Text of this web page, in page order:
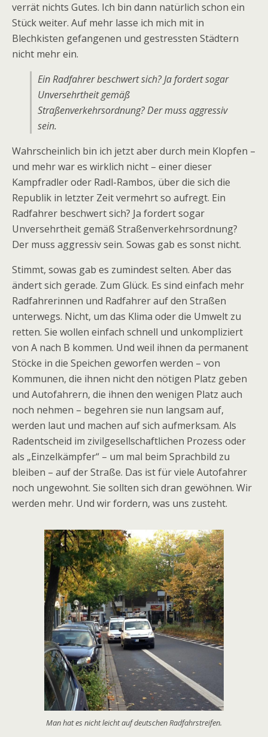
verrät nichts Gutes. Ich bin dann natürlich schon ein
Stück weiter. Auf mehr lasse ich mich mit in
Blechkisten gefangenen und gestressten Städtern
nicht mehr ein.
Ein Radfahrer beschwert sich? Ja fordert sogar
Unversehrtheit gemäß
Straßenverkehrsordnung? Der muss aggressiv
sein.
Wahrscheinlich bin ich jetzt aber durch mein Klopfen –
und mehr war es wirklich nicht – einer dieser
Kampfradler oder Radl-Rambos, über die sich die
Republik in letzter Zeit vermehrt so aufregt. Ein
Radfahrer beschwert sich? Ja fordert sogar
Unversehrtheit gemäß Straßenverkehrsordnung?
Der muss aggressiv sein. Sowas gab es sonst nicht.
Stimmt, sowas gab es zumindest selten. Aber das
ändert sich gerade. Zum Glück. Es sind einfach mehr
Radfahrerinnen und Radfahrer auf den Straßen
unterwegs. Nicht, um das Klima oder die Umwelt zu
retten. Sie wollen einfach schnell und unkompliziert
von A nach B kommen. Und weil ihnen da permanent
Stöcke in die Speichen geworfen werden – von
Kommunen, die ihnen nicht den nötigen Platz geben
und Autofahrern, die ihnen den wenigen Platz auch
noch nehmen – begehren sie nun langsam auf,
werden laut und machen auf sich aufmerksam. Als
Radentscheid im zivilgesellschaftlichen Prozess oder
als „Einzelkämpfer“ – um mal beim Sprachbild zu
bleiben – auf der Straße. Das ist für viele Autofahrer
noch ungewohnt. Sie sollten sich dran gewöhnen. Wir
werden mehr. Und wir fordern, was uns zusteht.
Man hat es nicht leicht auf deutschen Radfahrstreifen.